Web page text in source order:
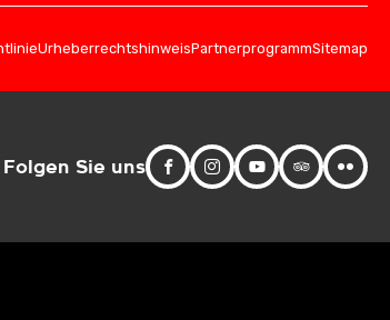
UrheberrechtshinweisPartnerprogrammSitemap
Folgen Sie uns